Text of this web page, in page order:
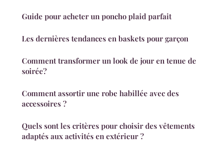
Guide pour acheter un poncho plaid parfait
Les dernières tendances en baskets pour garçon
Comment transformer un look de jour en tenue de
soirée?
Comment assortir une robe habillée avec des
accessoires ?
Quels sont les critères pour choisir des vêtements
adaptés aux activités en extérieur ?